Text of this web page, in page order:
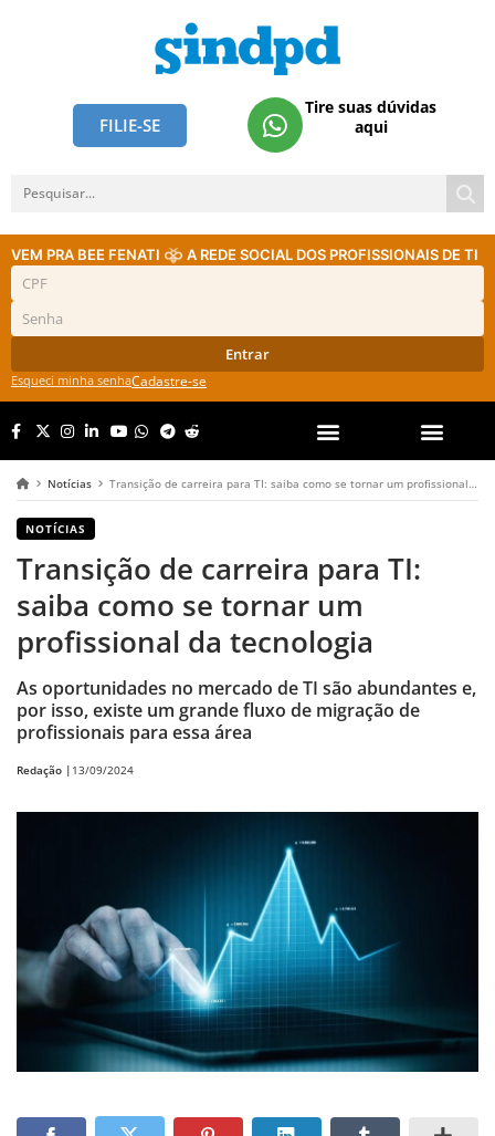
FILIE-SE
Tire suas dúvidas
aqui
VEM PRA BEE FENATI A REDE SOCIAL DOS PROFISSIONAIS DE TI
Entrar
Esqueci minha senhaCadastre-se
Notícias Transição de carreira para TI: saiba como se tornar um profissional da tecnologia
NOTÍCIAS
Transição de carreira para TI:
saiba como se tornar um
profissional da tecnologia
As oportunidades no mercado de TI são abundantes e,
por isso, existe um grande fluxo de migração de
profissionais para essa área
Redação | 13/09/2024